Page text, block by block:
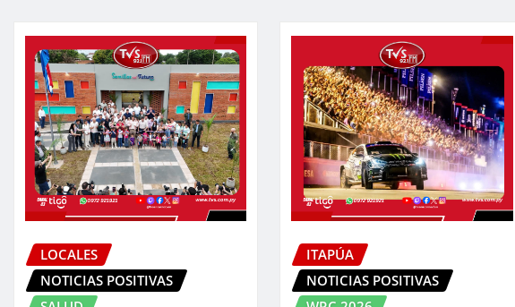
LOCALES
NOTICIAS POSITIVAS
ITAPÚA
NOTICIAS POSITIVAS